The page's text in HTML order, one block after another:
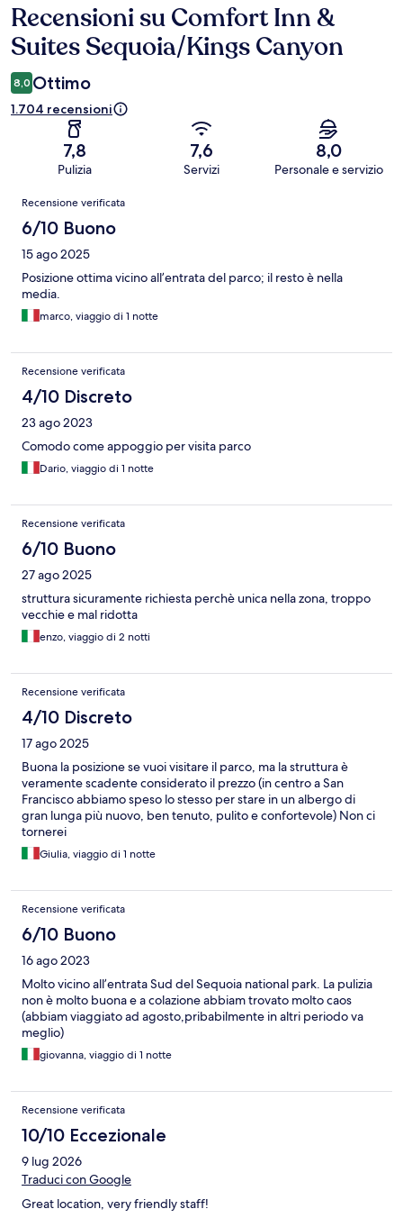
Recensioni
Recensioni su Comfort Inn &
Suites Sequoia/Kings Canyon
8,0 Ottimo
1.704 recensioni
7,8
Pulizia
7,6
Servizi
8,0
Personale e servizio
Recensioni
Recensione verificata
6/10 Buono
15 ago 2025
Posizione ottima vicino all’entrata del parco; il resto è nella
media.
marco, viaggio di 1 notte
Recensione verificata
4/10 Discreto
23 ago 2023
Comodo come appoggio per visita parco
Dario, viaggio di 1 notte
Recensione verificata
6/10 Buono
27 ago 2025
struttura sicuramente richiesta perchè unica nella zona, troppo
vecchie e mal ridotta
enzo, viaggio di 2 notti
Recensione verificata
4/10 Discreto
17 ago 2025
Buona la posizione se vuoi visitare il parco, ma la struttura è
veramente scadente considerato il prezzo (in centro a San
Francisco abbiamo speso lo stesso per stare in un albergo di
gran lunga più nuovo, ben tenuto, pulito e confortevole) Non ci
tornerei
Giulia, viaggio di 1 notte
Recensione verificata
6/10 Buono
16 ago 2023
Molto vicino all’entrata Sud del Sequoia national park. La pulizia
non è molto buona e a colazione abbiam trovato molto caos
(abbiam viaggiato ad agosto,pribabilmente in altri periodo va
meglio)
giovanna, viaggio di 1 notte
Recensione verificata
10/10 Eccezionale
9 lug 2026
Traduci con Google
Great location, very friendly staff!